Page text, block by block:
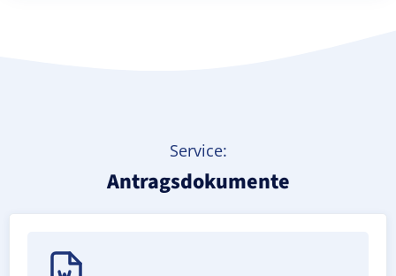
Service:
Antragsdokumente